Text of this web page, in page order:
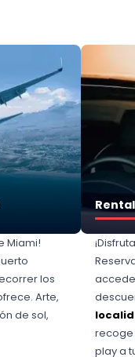
Miami!
los
Arte,
de sol,
recoge
play a